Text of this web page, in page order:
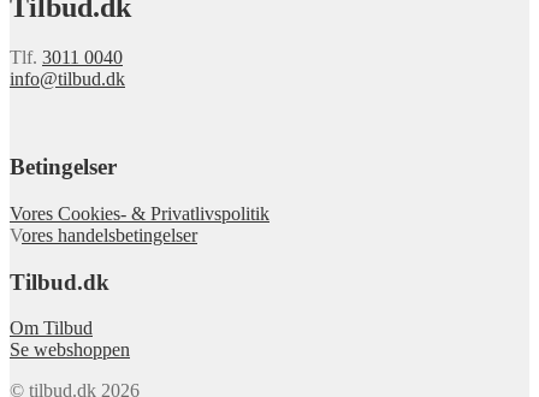
Tilbud.dk
Tlf. 3011 0040
info@tilbud.dk
Betingelser
Vores Cookies- & Privatlivspolitik
Vores handelsbetingelser
Tilbud.dk
Om Tilbud
Se webshoppen
© tilbud.dk 2026